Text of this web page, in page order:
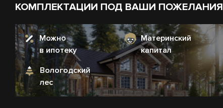
КОМПЛЕКТАЦИИ ПОД ВАШИ ПОЖЕЛАНИЯ
Можно
в ипотеку
Материнский
капитал
Вологодский
лес